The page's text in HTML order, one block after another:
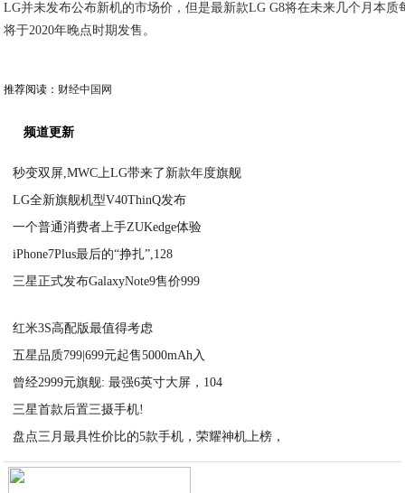
LG并未发布公布新机的市场价，但是最新款LG G8将在未来几个月本质
将于2020年晚点时期发售。
推荐阅读： 财经中国网
频道更新
秒变双屏,MWC上LG带来了新款年度旗舰
LG全新旗舰机型V40ThinQ发布
一个普通消费者上手ZUKedge体验
iPhone7Plus最后的“挣扎”,128
三星正式发布GalaxyNote9售价999
红米3S高配版最值得考虑
五星品质799|699元起售5000mAh入
曾经2999元旗舰: 最强6英寸大屏，104
三星首款后置三摄手机!
盘点三月最具性价比的5款手机，荣耀神机上榜，
2020-10-08